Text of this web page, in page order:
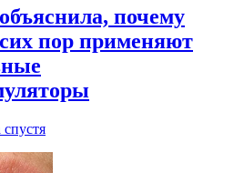
почему
пор применяют
спустя